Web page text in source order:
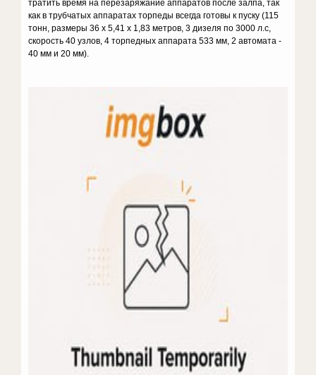
тратить время на перезаряжание аппаратов после залпа, так
как в трубчатых аппаратах торпеды всегда готовы к пуску (115
тонн, размеры 36 х 5,41 х 1,83 метров, 3 дизеля по 3000 л.с,
скорость 40 узлов, 4 торпедных аппарата 533 мм, 2 автомата -
40 мм и 20 мм).